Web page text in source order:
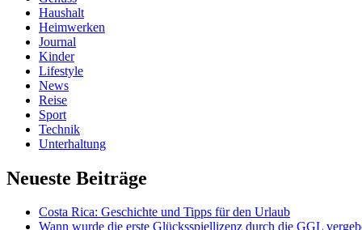
Haushalt
Heimwerken
Journal
Kinder
Lifestyle
News
Reise
Sport
Technik
Unterhaltung
Neueste Beiträge
Costa Rica: Geschichte und Tipps für den Urlaub
Wann wurde die erste Glücksspiellizenz durch die GGL